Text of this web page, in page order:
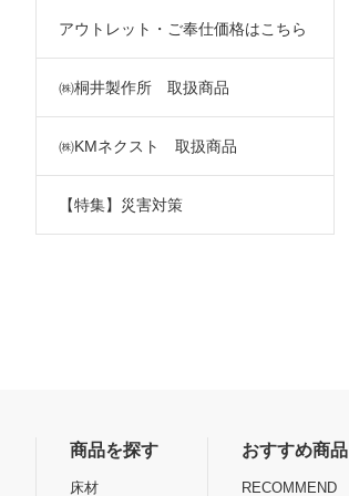
アウトレット・ご奉仕価格はこちら
㈱桐井製作所 取扱商品
㈱KMネクスト 取扱商品
【特集】災害対策
商品を探す
床材
おすすめ商品
RECOMMEND